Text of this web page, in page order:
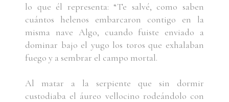
lo que él representa: “Te salvé, como saben
cuántos helenos embarcaron contigo en la
misma nave Algo, cuando fuiste enviado a
dominar bajo el yugo los toros que exhalaban
fuego y a sembrar el campo mortal.
Al matar a la serpiente que sin dormir
custodiaba el áureo vellocino rodeándolo con